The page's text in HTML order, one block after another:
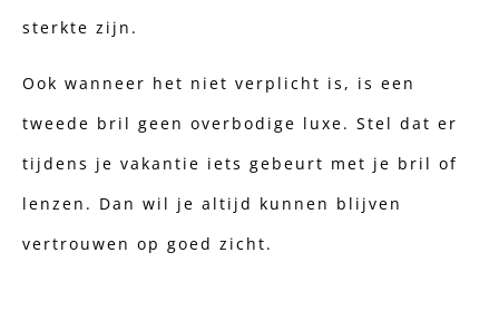
sterkte zijn.
Ook wanneer het niet verplicht is, is een
tweede bril geen overbodige luxe. Stel dat er
tijdens je vakantie iets gebeurt met je bril of
lenzen. Dan wil je altijd kunnen blijven
vertrouwen op goed zicht.